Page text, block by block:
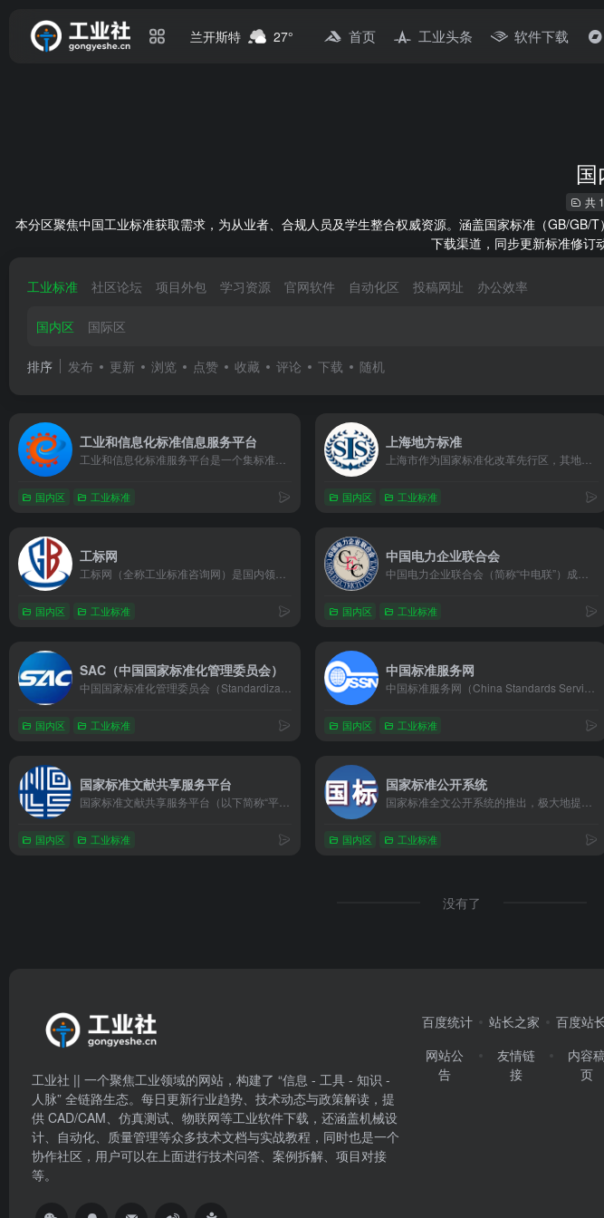
兰开斯特 27° 首页 工业头条 软件下载
共
本分区聚焦中国工业标准获取需求，为从业者、合规人员及学生整合权威资源。涵盖国家标准（GB/
下载渠道，同步更新标准修订
工业标准 社区论坛 项目外包 学习资源 官网软件 自动化区 投稿网址 办公效率
国内区 国际区
排序 发布 更新 浏览 点赞 收藏 评论 下载 随机
工业和信息化标准信息服务平台
国内区 工业标准
上海地方标准
国内区 工业标准
工标网
国内区 工业标准
中国电力企业联合会
国内区 工业标准
SAC（中国国家标准化管理委员会）
国内区 工业标准
中国标准服务网
国内区 工业标准
国家标准文献共享服务平台
国内区 工业标准
国家标准公开系统
国内区 工业标准
没有了
工业社 || 一个聚焦工业领域的网站，构建了 “信息 - 工具 - 知识 -
人脉” 全链路生态。每日更新行业趋势、技术动态与政策解读，提
供 CAD/CAM、仿真测试、物联网等工业软件下载，还涵盖机械设
计、自动化、质量管理等众多技术文档与实战教程，同时也是一个
协作社区，用户可以在上面进行技术问答、案例拆解、项目对接
等。
百度统计 站长之家 百度站
网站公
告
友情链
接
内容
页